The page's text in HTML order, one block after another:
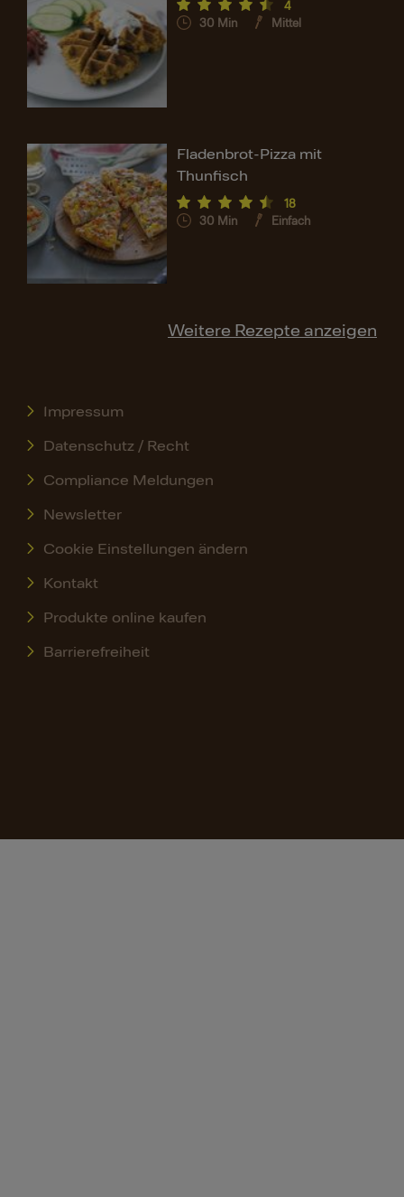
4
30 Min Mittel
Fladenbrot-Pizza mit
Thunfisch
18
30 Min Einfach
Weitere Rezepte anzeigen
Impressum
Datenschutz / Recht
Compliance Meldungen
Newsletter
Cookie Einstellungen ändern
Kontakt
Produkte online kaufen
Barrierefreiheit